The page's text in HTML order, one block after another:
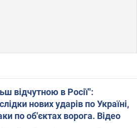
відчутною в Росії":
нових ударів по Україні,
по об'єктах ворога. Відео